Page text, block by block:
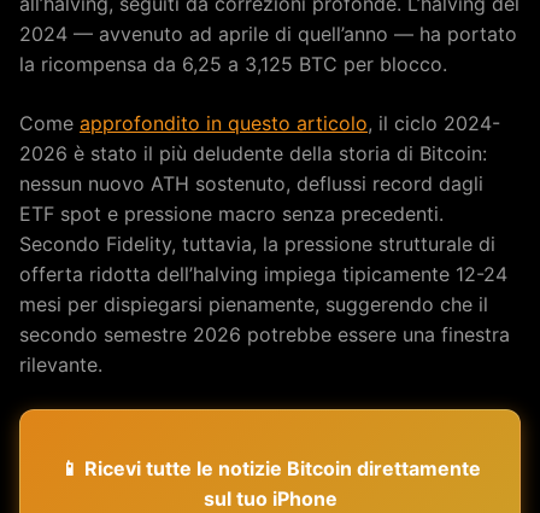
2024 — avvenuto ad aprile di quell’anno — ha portato
la ricompensa da 6,25 a 3,125 BTC per blocco.
Come approfondito in questo articolo, il ciclo 2024-
2026 è stato il più deludente della storia di Bitcoin:
nessun nuovo ATH sostenuto, deflussi record dagli
ETF spot e pressione macro senza precedenti.
Secondo Fidelity, tuttavia, la pressione strutturale di
offerta ridotta dell’halving impiega tipicamente 12-24
mesi per dispiegarsi pienamente, suggerendo che il
secondo semestre 2026 potrebbe essere una finestra
rilevante.
📱 Ricevi tutte le notizie Bitcoin direttamente
sul tuo iPhone